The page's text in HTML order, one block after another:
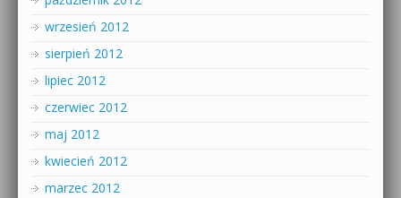
wrzesień 2012
sierpień 2012
lipiec 2012
czerwiec 2012
maj 2012
kwiecień 2012
marzec 2012